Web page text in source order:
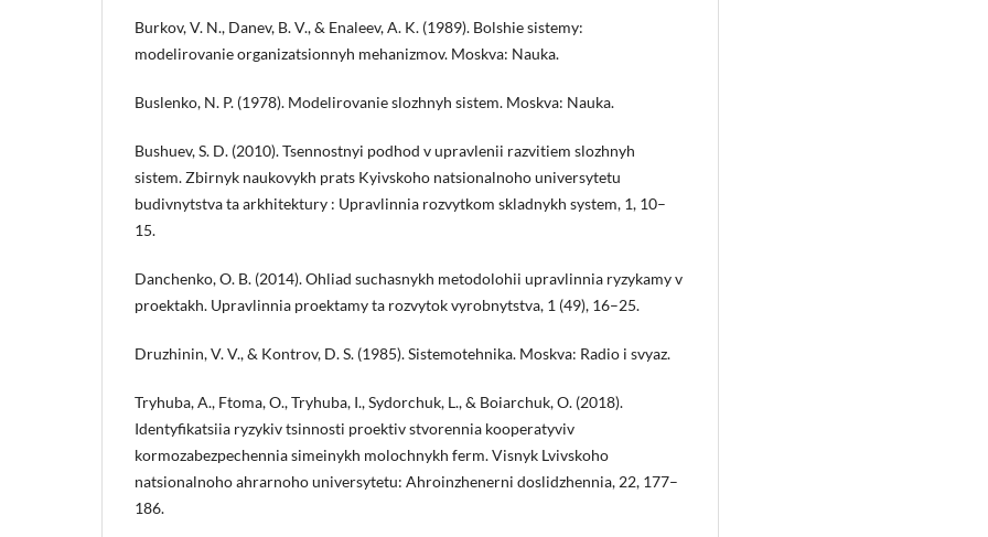
Burkov, V. N., Danev, B. V., & Enaleev, A. K. (1989). Bolshie sistemy:
modelirovanie organizatsionnyh mehanizmov. Moskva: Nauka.
Buslenko, N. P. (1978). Modelirovanie slozhnyh sistem. Moskva: Nauka.
Bushuev, S. D. (2010). Tsennostnyi podhod v upravlenii razvitiem slozhnyh
sistem. Zbirnyk naukovykh prats Kyivskoho natsionalnoho universytetu
budivnytstva ta arkhitektury : Upravlinnia rozvytkom skladnykh system, 1, 10–
15.
Danchenko, O. B. (2014). Ohliad suchasnykh metodolohii upravlinnia ryzykamy v
proektakh. Upravlinnia proektamy ta rozvytok vyrobnytstva, 1 (49), 16–25.
Druzhinin, V. V., & Kontrov, D. S. (1985). Sistemotehnika. Moskva: Radio i svyaz.
Tryhuba, A., Ftoma, O., Tryhuba, I., Sydorchuk, L., & Boiarchuk, O. (2018).
Identyfikatsiia ryzykiv tsinnosti proektiv stvorennia kooperatyviv
kormozabezpechennia simeinykh molochnykh ferm. Visnyk Lvivskoho
natsionalnoho ahrarnoho universytetu: Ahroinzhenerni doslidzhennia, 22, 177–
186.